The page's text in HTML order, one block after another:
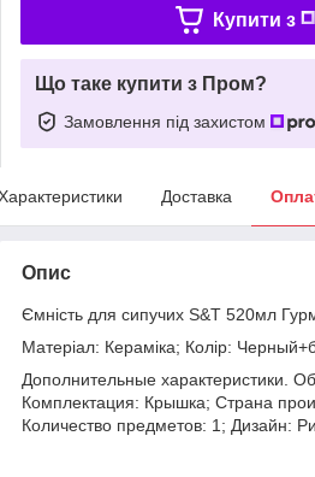
Купити з
Що таке купити з Пром?
Замовлення під захистом
Доставка
Опис
Ємність для сипучих S&T 520мл
Матеріал: Кераміка; Колір:
Дополнительные характеристики.
Комплектация: Крышка; Страна
Количество предметов: 1; Дизайн: